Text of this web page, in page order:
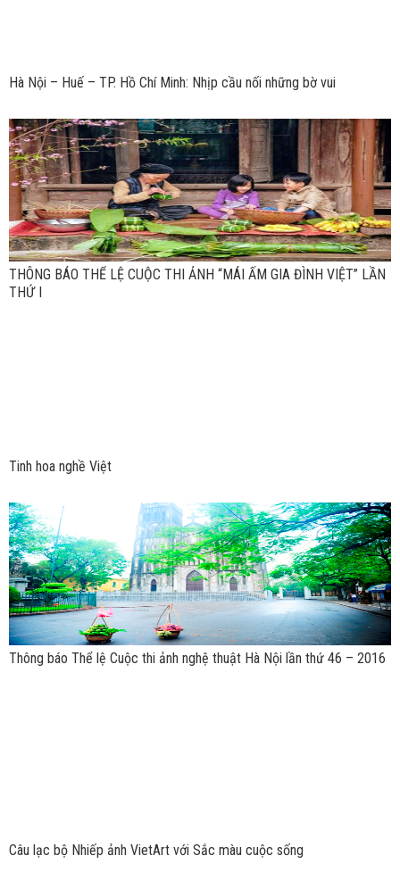
Hà Nội – Huế – TP. Hồ Chí Minh: Nhịp cầu nối những bờ vui
THÔNG BÁO THỂ LỆ CUỘC THI ẢNH “MÁI ẤM GIA ĐÌNH VIỆT” LẦN
THỨ I
Tinh hoa nghề Việt
Thông báo Thể lệ Cuộc thi ảnh nghệ thuật Hà Nội lần thứ 46 – 2016
Câu lạc bộ Nhiếp ảnh VietArt với Sắc màu cuộc sống